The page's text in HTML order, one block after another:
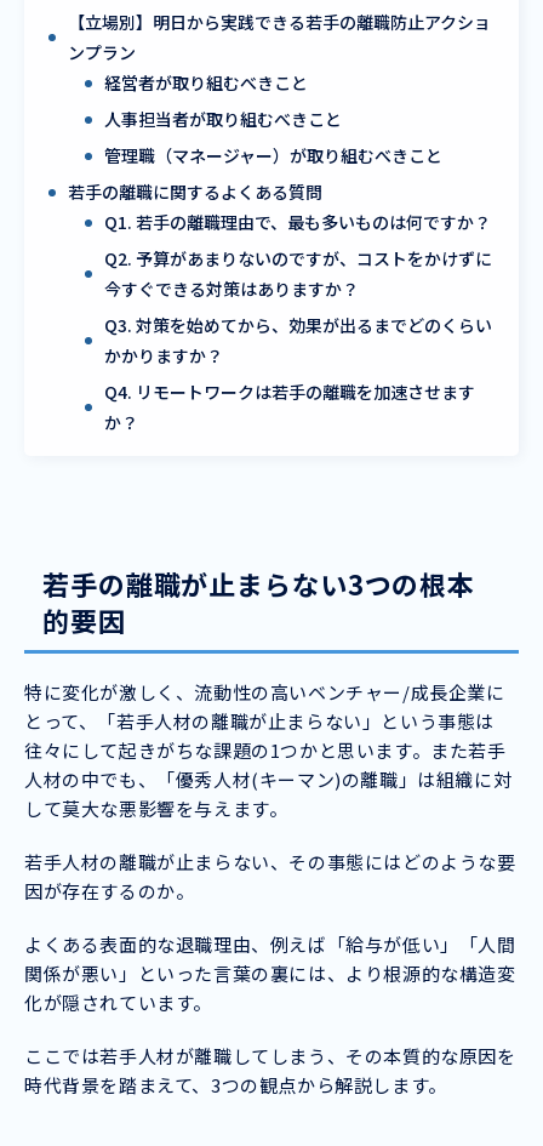
【立場別】明日から実践できる若手の離職防止アクショ
ンプラン
経営者が取り組むべきこと
人事担当者が取り組むべきこと
管理職（マネージャー）が取り組むべきこと
若手の離職に関するよくある質問
Q1. 若手の離職理由で、最も多いものは何ですか？
Q2. 予算があまりないのですが、コストをかけずに
今すぐできる対策はありますか？
Q3. 対策を始めてから、効果が出るまでどのくらい
かかりますか？
Q4. リモートワークは若手の離職を加速させます
か？
若手の離職が止まらない3つの根本
的要因
特に変化が激しく、流動性の高いベンチャー/成長企業に
とって、「若手人材の離職が止まらない」という事態は
往々にして起きがちな課題の1つかと思います。また若手
人材の中でも、「優秀人材(キーマン)の離職」は組織に対
して莫大な悪影響を与えます。
若手人材の離職が止まらない、その事態にはどのような要
因が存在するのか。
よくある表面的な退職理由、例えば「給与が低い」「人間
関係が悪い」といった言葉の裏には、より根源的な構造変
化が隠されています。
ここでは若手人材が離職してしまう、その本質的な原因を
時代背景を踏まえて、3つの観点から解説します。